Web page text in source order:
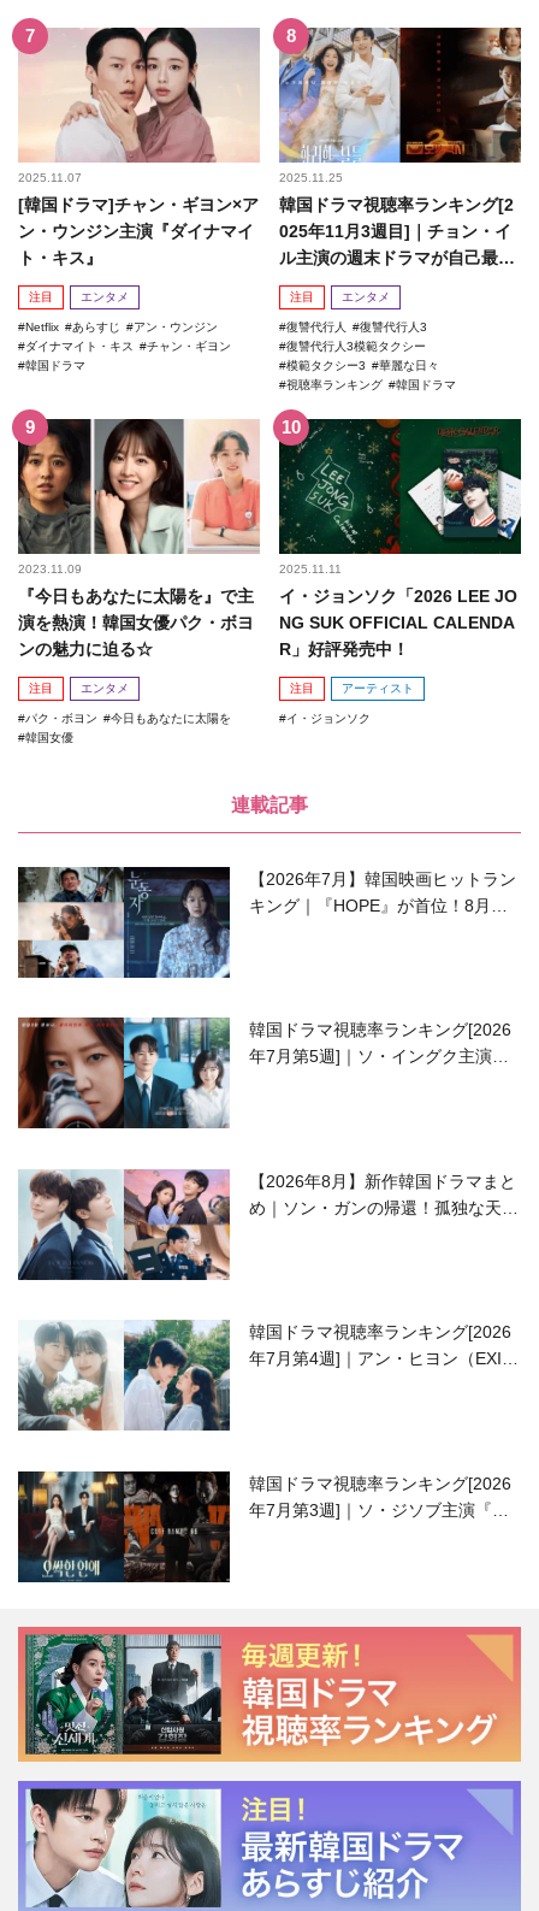
2025.11.07
[韓国ドラマ]チャン・ギヨン×ア
ン・ウンジン主演『ダイナマイ
ト・キス』
注目 エンタメ
Netflix あらすじ
アン・ウンジン
ダイナマイト・キス
チャン・ギヨン
韓国ドラマ
2025.11.25
韓国ドラマ視聴率ランキング[2
025年11月3週目]｜チョン・イ
ル主演の週末ドラマが自己最高
記録を更新！
注目 エンタメ
復讐代行人
復讐代行人3
復讐代行人3模範タクシー
模範タクシー3
華麗な日々
視聴率ランキング
韓国ドラマ
2023.11.09
『今日もあなたに太陽を』で主
演を熱演！韓国女優パク・ボヨ
ンの魅力に迫る☆
注目 エンタメ
パク・ボヨン
今日もあなたに太陽を
韓国女優
2025.11.11
イ・ジョンソク「2026 LEE JO
NG SUK OFFICIAL CALENDA
R」好評発売中！
注目 アーティスト
イ・ジョンソク
連載記事
【2026年7月】韓国映画ヒットラン
キング｜『HOPE』が首位！8月公
韓国ドラマ視聴率ランキング[2026
年7月第5週]｜ソ・イングク主演の
【2026年8月】新作韓国ドラマまと
め｜ソン・ガンの帰還！孤独な天才
韓国ドラマ視聴率ランキング[2026
年7月第4週]｜アン・ヒヨン（EXID
韓国ドラマ視聴率ランキング[2026
年7月第3週]｜ソ・ジソブ主演『エ